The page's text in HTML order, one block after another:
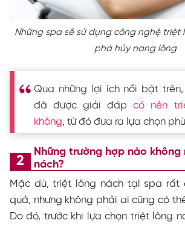
Những spa sẽ sử dụng công nghệ triệt
phá hủy nang lông
Qua những lợi ích nổi bật
đã được giải đápcó nên
không, từ đó đưa ra lựa chọn
Những trường hợp nào không
nách?
Mặc dù, triệt lông nách tại spa rất
quả, nhưng không phải ai cũng có
Do đó, trước khi lựa chọn triệt lông